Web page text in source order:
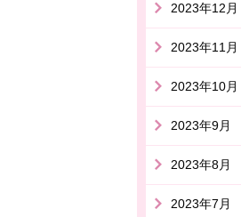
2023年12月
2023年11月
2023年10月
2023年9月
2023年8月
2023年7月